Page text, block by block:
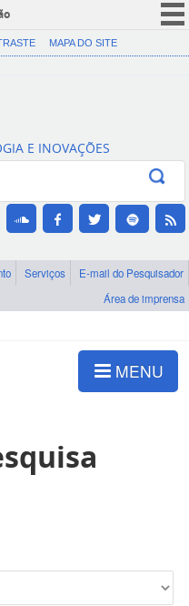
CORONAVÍRUS (COVID-19)
Canais
MAPA DO SITE
E INOVAÇÕES
Serviços
E-mail do Pesquisador
Área de imprensa
MENU